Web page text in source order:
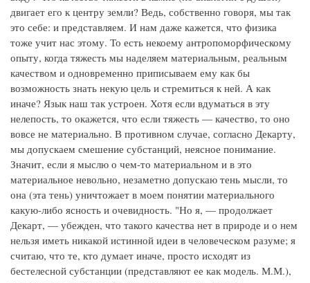
двигает его к центру земли? Ведь, собственно говоря, мы так
это себе: и представляем. И нам даже кажется, что физика
тоже учит нас этому. То есть некоему антропоморфическому
опыту, когда тяжесть мы наделяем материальным, реальным
качеством и одновременно приписываем ему как бы
возможность знать некую цель и стремиться к ней. А как
иначе? Язык наш так устроен. Хотя если вдуматься в эту
нелепость, то окажется, что если тяжесть — качество, то оно
вовсе не материально. В противном случае, согласно Декарту,
мы допускаем смешение субстанций, неясное понимание.
Значит, если я мыслю о чем-то материальном и в это
материальное невольно, незаметно допускаю тень мысли, то
она (эта тень) уничтожает в моем понятии материального
какую-либо ясность и очевидность. "Но я, — продолжает
Декарт, — убежден, что такого качества нет в природе и о нем
нельзя иметь никакой истинной идеи в человеческом разуме; я
считаю, что те, кто думает иначе, просто исходят из
бестелесной субстанции (представляют ее как модель. М.М.),